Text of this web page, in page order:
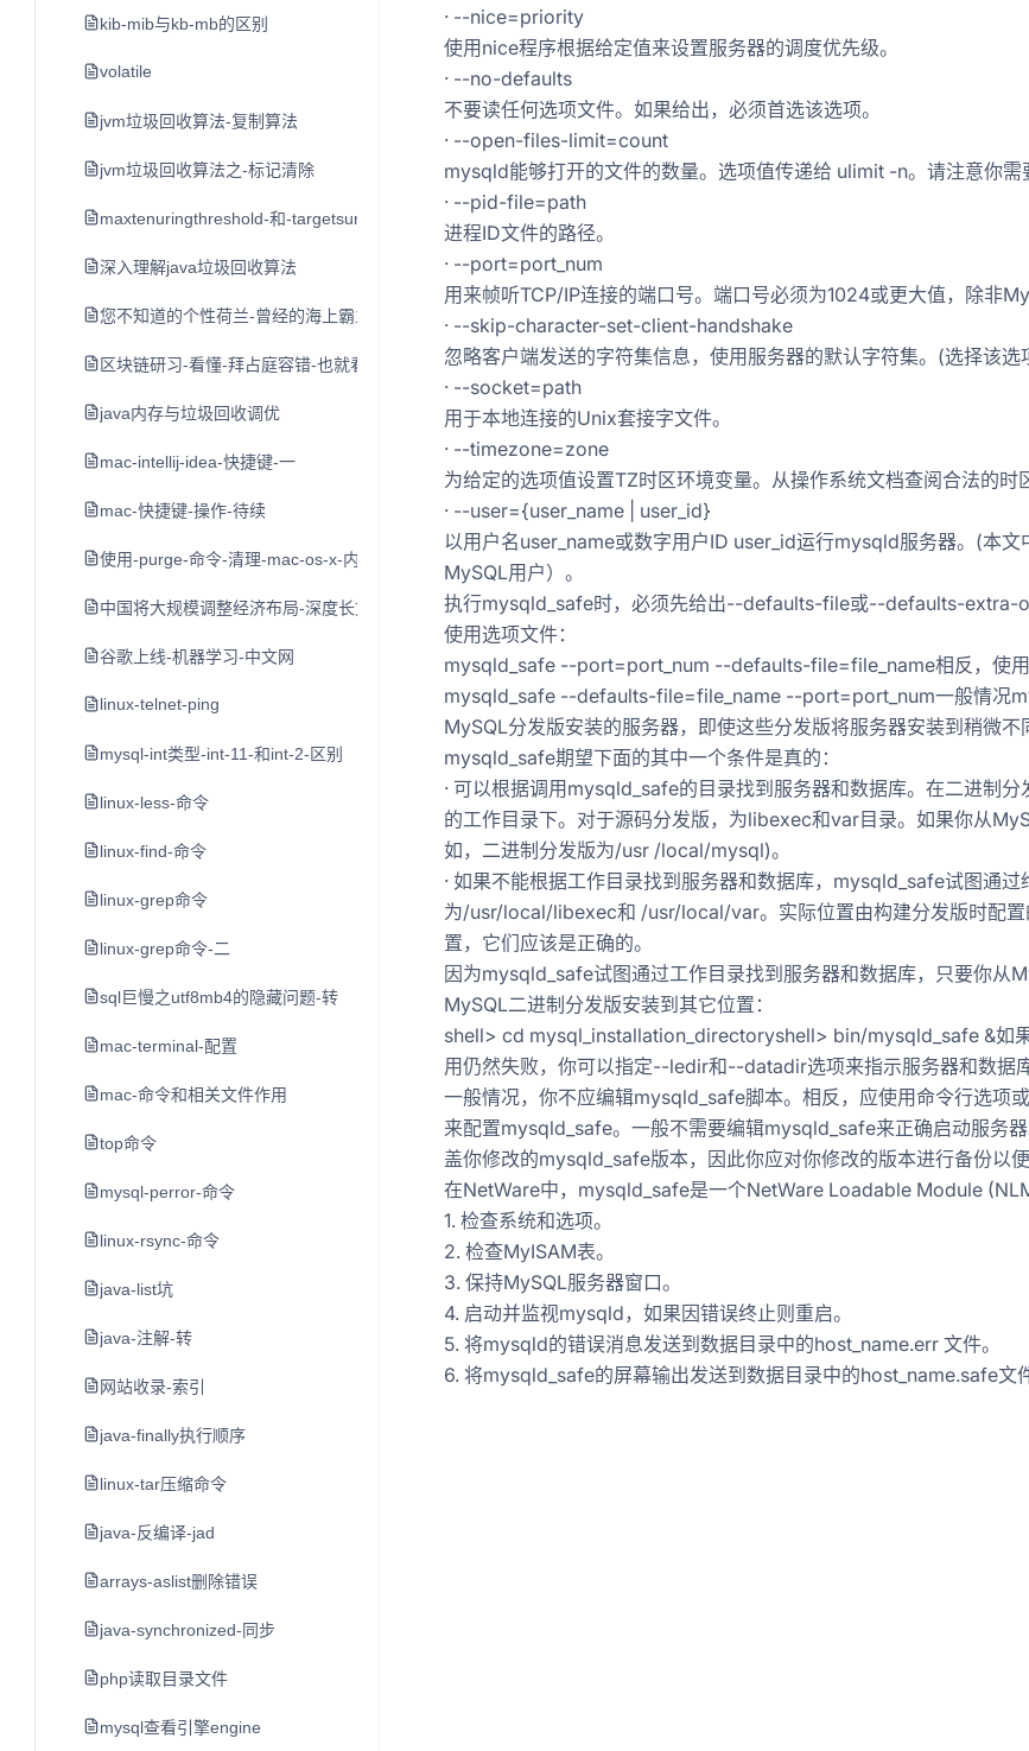
kib-mib与kb-mb的区别
volatile
jvm垃圾回收算法-复制算法
jvm垃圾回收算法之-标记清除
maxtenuringthreshold-和-targetsurvivorratio参数说明
深入理解java垃圾回收算法
您不知道的个性荷兰-曾经的海上霸主横行世界-如今的开放先锋
区块链研习-看懂-拜占庭容错-也就看懂了区块链的核心技术
java内存与垃圾回收调优
mac-intellij-idea-快捷键-一
mac-快捷键-操作-待续
使用-purge-命令-清理-mac-os-x-内存空间
中国将大规模调整经济布局-深度长文
谷歌上线-机器学习-中文网
linux-telnet-ping
mysql-int类型-int-11-和int-2-区别
linux-less-命令
linux-find-命令
linux-grep命令
linux-grep命令-二
sql巨慢之utf8mb4的隐藏问题-转
mac-terminal-配置
mac-命令和相关文件作用
top命令
mysql-perror-命令
linux-rsync-命令
java-list坑
java-注解-转
网站收录-索引
java-finally执行顺序
linux-tar压缩命令
java-反编译-jad
arrays-aslist删除错误
java-synchronized-同步
php读取目录文件
mysql查看引擎engine
· --nice=priority
使用nice程序根据给定值来设置服务器的调度优先级。
· --no-defaults
不要读任何选项文件。如果给出，必须首选该选项。
· --open-files-limit=count
mysqld能够打开的文件的数量。选项值传递给 ulimit -n。请注意你
· --pid-file=path
进程ID文件的路径。
· --port=port_num
用来帧听TCP/IP连接的端口号。端口号必须为1024或更大值，除非
· --skip-character-set-client-handshake
忽略客户端发送的字符集信息，使用服务器的默认字符集。(选择该选
· --socket=path
用于本地连接的Unix套接字文件。
· --timezone=zone
为给定的选项值设置TZ时区环境变量。从操作系统文档查阅合法的时
· --user={user_name | user_id}
以用户名user_name或数字用户ID user_id运行mysqld服务器。(本文
MySQL用户）。
执行mysqld_safe时，必须先给出--defaults-file或--defaults-extra-
使用选项文件：
mysqld_safe --port=port_num --defaults-file=file_name相反，使用
mysqld_safe --defaults-file=file_name --port=port_num一般情况
MySQL分发版安装的服务器，即使这些分发版将服务器安装到稍微不
mysqld_safe期望下面的其中一个条件是真的：
· 可以根据调用mysqld_safe的目录找到服务器和数据库。在二进制
的工作目录下。对于源码分发版，为libexec和var目录。如果你从
如，二进制分发版为/usr /local/mysql)。
· 如果不能根据工作目录找到服务器和数据库，mysqld_safe试图通
为/usr/local/libexec和 /usr/local/var。实际位置由构建分发版时配置
置，它们应该是正确的。
因为mysqld_safe试图通过工作目录找到服务器和数据库，只要你从
MySQL二进制分发版安装到其它位置：
shell> cd mysql_installation_directoryshell> bin/mysqld_safe &如
用仍然失败，你可以指定--ledir和--datadir选项来指示服务器和数据
一般情况，你不应编辑mysqld_safe脚本。相反，应使用命令行选
来配置mysqld_safe。一般不需要编辑mysqld_safe来正确启动服务
盖你修改的mysqld_safe版本，因此你应对你修改的版本进行备份以便
在NetWare中，mysqld_safe是一个NetWare Loadable Module
1. 检查系统和选项。
2. 检查MyISAM表。
3. 保持MySQL服务器窗口。
4. 启动并监视mysqld，如果因错误终止则重启。
5. 将mysqld的错误消息发送到数据目录中的host_name.err 文件。
6. 将mysqld_safe的屏幕输出发送到数据目录中的host_name.safe文